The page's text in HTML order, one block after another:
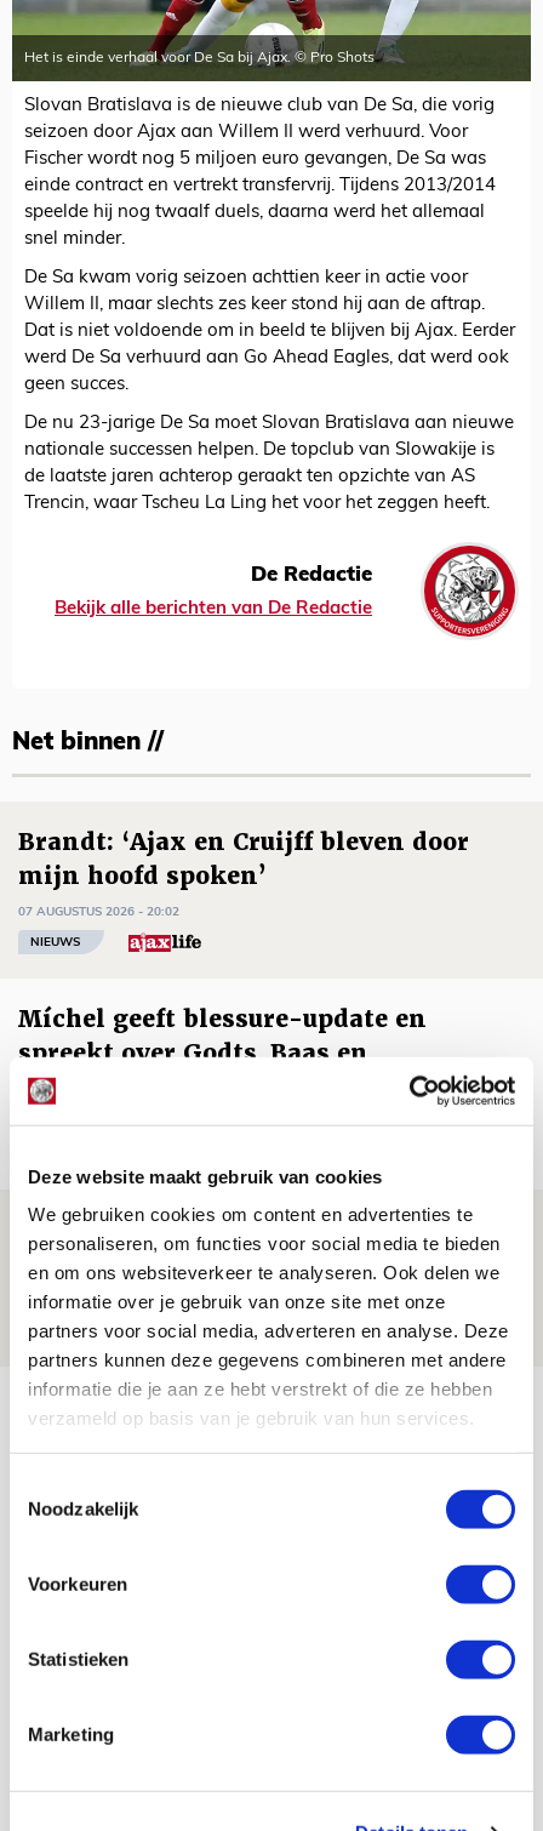
Deze website maakt gebruik van cookies
We gebruiken cookies om content en advertenties te
personaliseren, om functies voor social media te bieden
en om ons websiteverkeer te analyseren. Ook delen we
informatie over je gebruik van onze site met onze
partners voor social media, adverteren en analyse. Deze
partners kunnen deze gegevens combineren met andere
informatie die je aan ze hebt verstrekt of die ze hebben
verzameld op basis van je gebruik van hun services.
Noodzakelijk
Voorkeuren
Statistieken
Marketing
Het is einde verhaal voor De Sa bij Ajax. © Pro Shots
Slovan Bratislava is de nieuwe club van De Sa, die vorig
seizoen door Ajax aan Willem II werd verhuurd. Voor
Fischer wordt nog 5 miljoen euro gevangen, De Sa was
einde contract en vertrekt transfervrij. Tijdens 2013/2014
speelde hij nog twaalf duels, daarna werd het allemaal
snel minder.
De Sa kwam vorig seizoen achttien keer in actie voor
Willem II, maar slechts zes keer stond hij aan de aftrap.
Dat is niet voldoende om in beeld te blijven bij Ajax. Eerder
werd De Sa verhuurd aan Go Ahead Eagles, dat werd ook
geen succes.
De nu 23-jarige De Sa moet Slovan Bratislava aan nieuwe
nationale successen helpen. De topclub van Slowakije is
de laatste jaren achterop geraakt ten opzichte van AS
Trencin, waar Tscheu La Ling het voor het zeggen heeft.
De Redactie
Bekijk alle berichten van De Redactie
Net binnen //
Brandt: ‘Ajax en Cruijff bleven door
mijn hoofd spoken’
07 AUGUSTUS 2026 - 20:02
NIEUWS
Míchel geeft blessure-update en
spreekt over Godts, Baas en
aanwinsten
07 AUGUSTUS 2026 - 14:13
Volop enthousiasme in fotoverslag van
Europees treffen met Shelbourne
07 AUGUSTUS 2026 - 09:00
FOTOVERSLAG
Bekijk meer
23
Selectiedag ballenjongens/-meiden
Blogs